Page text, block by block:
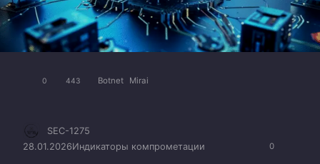
0 443 Botnet Mirai
0
SEC-1275
28.01.2026Индикаторы компрометации